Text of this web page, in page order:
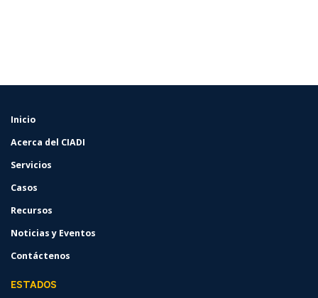
FOOTER
Inicio
Acerca del CIADI
Servicios
Casos
Recursos
Noticias y Eventos
Contáctenos
ESTADOS